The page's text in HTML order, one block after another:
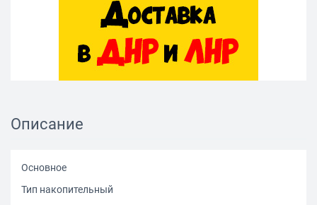
Описание
Основное
Тип накопительный